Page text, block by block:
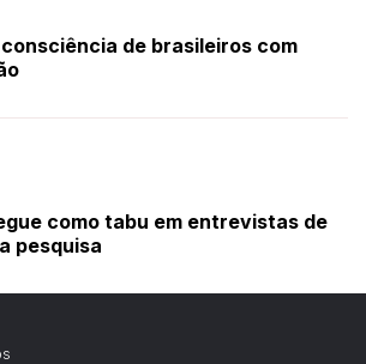
de brasileiros com
como tabu em entrevistas de
pesquisa